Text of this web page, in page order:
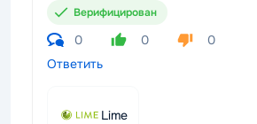
Верифицирован
0 0
0
Ответить
Lime